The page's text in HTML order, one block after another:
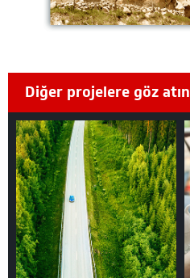
Diğer projelere göz atın